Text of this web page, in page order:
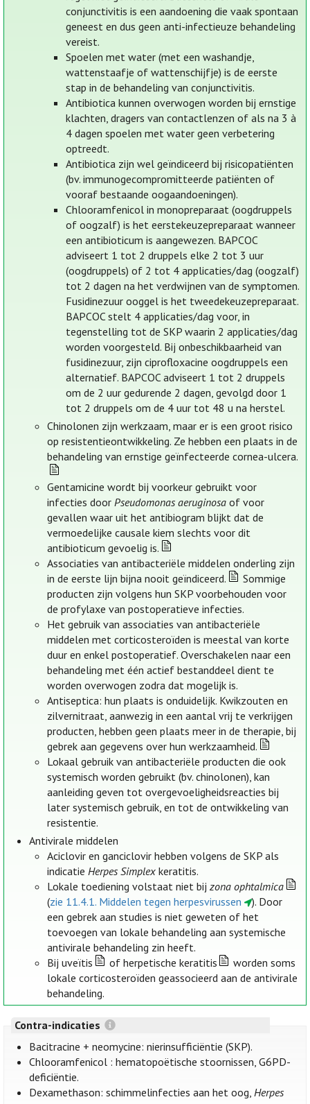
conjunctivitis is een aandoening die vaak spontaan
geneest en dus geen anti-infectieuze behandeling
vereist.
Spoelen met water (met een washandje,
wattenstaafje of wattenschijfje) is de eerste
stap in de behandeling van conjunctivitis.
Antibiotica kunnen overwogen worden bij ernstige
klachten, dragers van contactlenzen of als na 3 à
4 dagen spoelen met water geen verbetering
optreedt.
Antibiotica zijn wel geïndiceerd bij risicopatiënten
(bv. immunogecompromitteerde patiënten of
vooraf bestaande oogaandoeningen).
Chlooramfenicol in monopreparaat (oogdruppels
of oogzalf) is het eerstekeuzepreparaat wanneer
een antibioticum is aangewezen. BAPCOC
adviseert 1 tot 2 druppels elke 2 tot 3 uur
(oogdruppels) of 2 tot 4 applicaties/dag (oogzalf)
tot 2 dagen na het verdwijnen van de symptomen.
Fusidinezuur ooggel is het tweedekeuzepreparaat.
BAPCOC stelt 4 applicaties/dag voor, in
tegenstelling tot de SKP waarin 2 applicaties/dag
worden voorgesteld. Bij onbeschikbaarheid van
fusidinezuur, zijn ciprofloxacine oogdruppels een
alternatief. BAPCOC adviseert 1 tot 2 druppels
om de 2 uur gedurende 2 dagen, gevolgd door 1
tot 2 druppels om de 4 uur tot 48 u na herstel.
Chinolonen zijn werkzaam, maar er is een groot risico
op resistentieontwikkeling. Ze hebben een plaats in de
behandeling van ernstige geïnfecteerde cornea-ulcera.
Gentamicine wordt bij voorkeur gebruikt voor
infecties doorPseudomonas aeruginosa of voor
gevallen waar uit het antibiogram blijkt dat de
vermoedelijke causale kiem slechts voor dit
antibioticum gevoelig is.
Associaties van antibacteriële middelen onderling zijn
in de eerste lijn bijna nooit geïndiceerd.
Sommige
producten zijn volgens hun SKP voorbehouden voor
de profylaxe van postoperatieve infecties.
Het gebruik van associaties van antibacteriële
middelen met corticosteroïden is meestal van korte
duur en enkel postoperatief. Overschakelen naar een
behandeling met één actief bestanddeel dient te
worden overwogen zodra dat mogelijk is.
Antiseptica: hun plaats is onduidelijk. Kwikzouten en
zilvernitraat, aanwezig in een aantal vrij te verkrijgen
producten, hebben geen plaats meer in de therapie, bij
gebrek aan gegevens over hun werkzaamheid.
Lokaal gebruik van antibacteriële producten die ook
systemisch worden gebruikt (bv. chinolonen), kan
aanleiding geven tot overgevoeligheidsreacties bij
later systemisch gebruik, en tot de ontwikkeling van
resistentie.
Antivirale middelen
Aciclovir en ganciclovir hebben volgens de SKP als
indicatieHerpes Simplex keratitis.
Lokale toediening volstaat niet bijzona ophtalmica
(zie 11.4.1. Middelen tegen herpesvirussen
). Door
een gebrek aan studies is niet geweten of het
toevoegen van lokale behandeling aan systemische
antivirale behandeling zin heeft.
Bij uveïtis
of herpetische keratitis
worden soms
lokale corticosteroïden geassocieerd aan de antivirale
behandeling.
Contra-indicaties
Bacitracine + neomycine: nierinsufficiëntie (SKP).
Chlooramfenicol : hematopoëtische stoornissen, G6PD-
deficiëntie.
Dexamethason: schimmelinfecties aan het oog,Herpes